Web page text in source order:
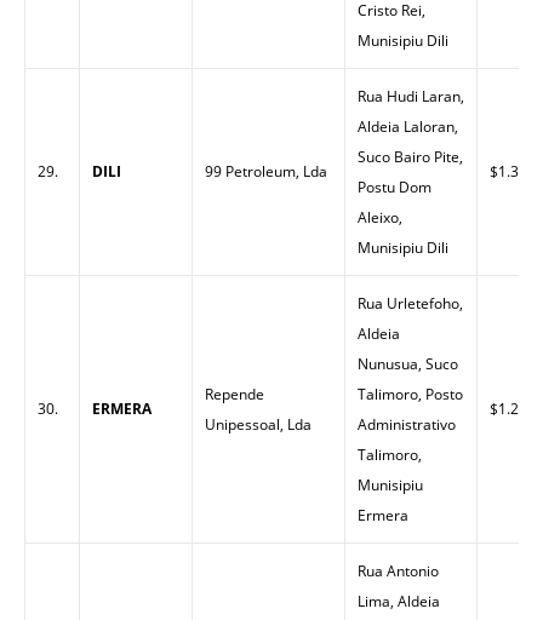
Cristo Rei,
Munisipiu Dili
29. DILI 99 Petroleum, Lda
Rua Hudi Laran,
Aldeia Laloran,
Suco Bairo Pite,
Postu Dom
Aleixo,
Munisipiu Dili
$1.30
30. ERMERA
Repende
Unipessoal, Lda
Rua Urletefoho,
Aldeia
Nunusua, Suco
Talimoro, Posto
Administrativo
Talimoro,
Munisipiu
Ermera
$1.27
Rua Antonio
Lima, Aldeia